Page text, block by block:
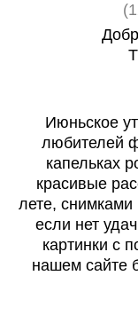
Июньское
любителей
капельках
красивые
лете, снимками
если нет
картинки с
нашем сайте